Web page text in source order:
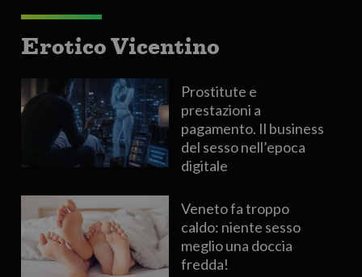
Erotico Vicentino
Prostitute e
prestazioni a
pagamento. Il business
del sesso nell’epoca
digitale
Veneto fa troppo
caldo: niente sesso
meglio una doccia
fredda!